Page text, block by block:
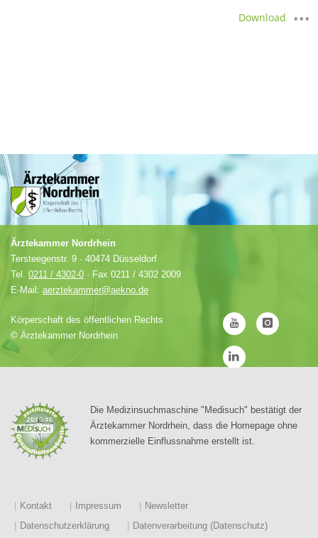
Download
Ärztekammer Nordrhein
Tersteegenstr. 9 · 40474 Düsseldorf
Tel. 0211 / 4302-0 · Fax 0211 / 4302 2009
E-Mail: aerztekammer@aekno.de
Körperschaft des öffentlichen Rechts
© Ärztekammer Nordrhein
Die Medizinsuchmaschine "Medisuch" bestätigt der
Ärztekammer Nordrhein, dass die Homepage ohne
kommerzielle Einflussnahme erstellt ist.
Kontakt Impressum
Newsletter
Datenschutzerklärung
Datenverarbeitung (Datenschutz)